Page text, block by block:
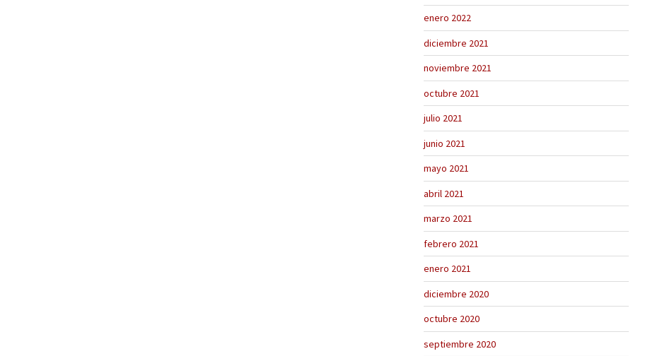
enero 2022
diciembre 2021
noviembre 2021
octubre 2021
julio 2021
junio 2021
mayo 2021
abril 2021
marzo 2021
febrero 2021
enero 2021
diciembre 2020
octubre 2020
septiembre 2020